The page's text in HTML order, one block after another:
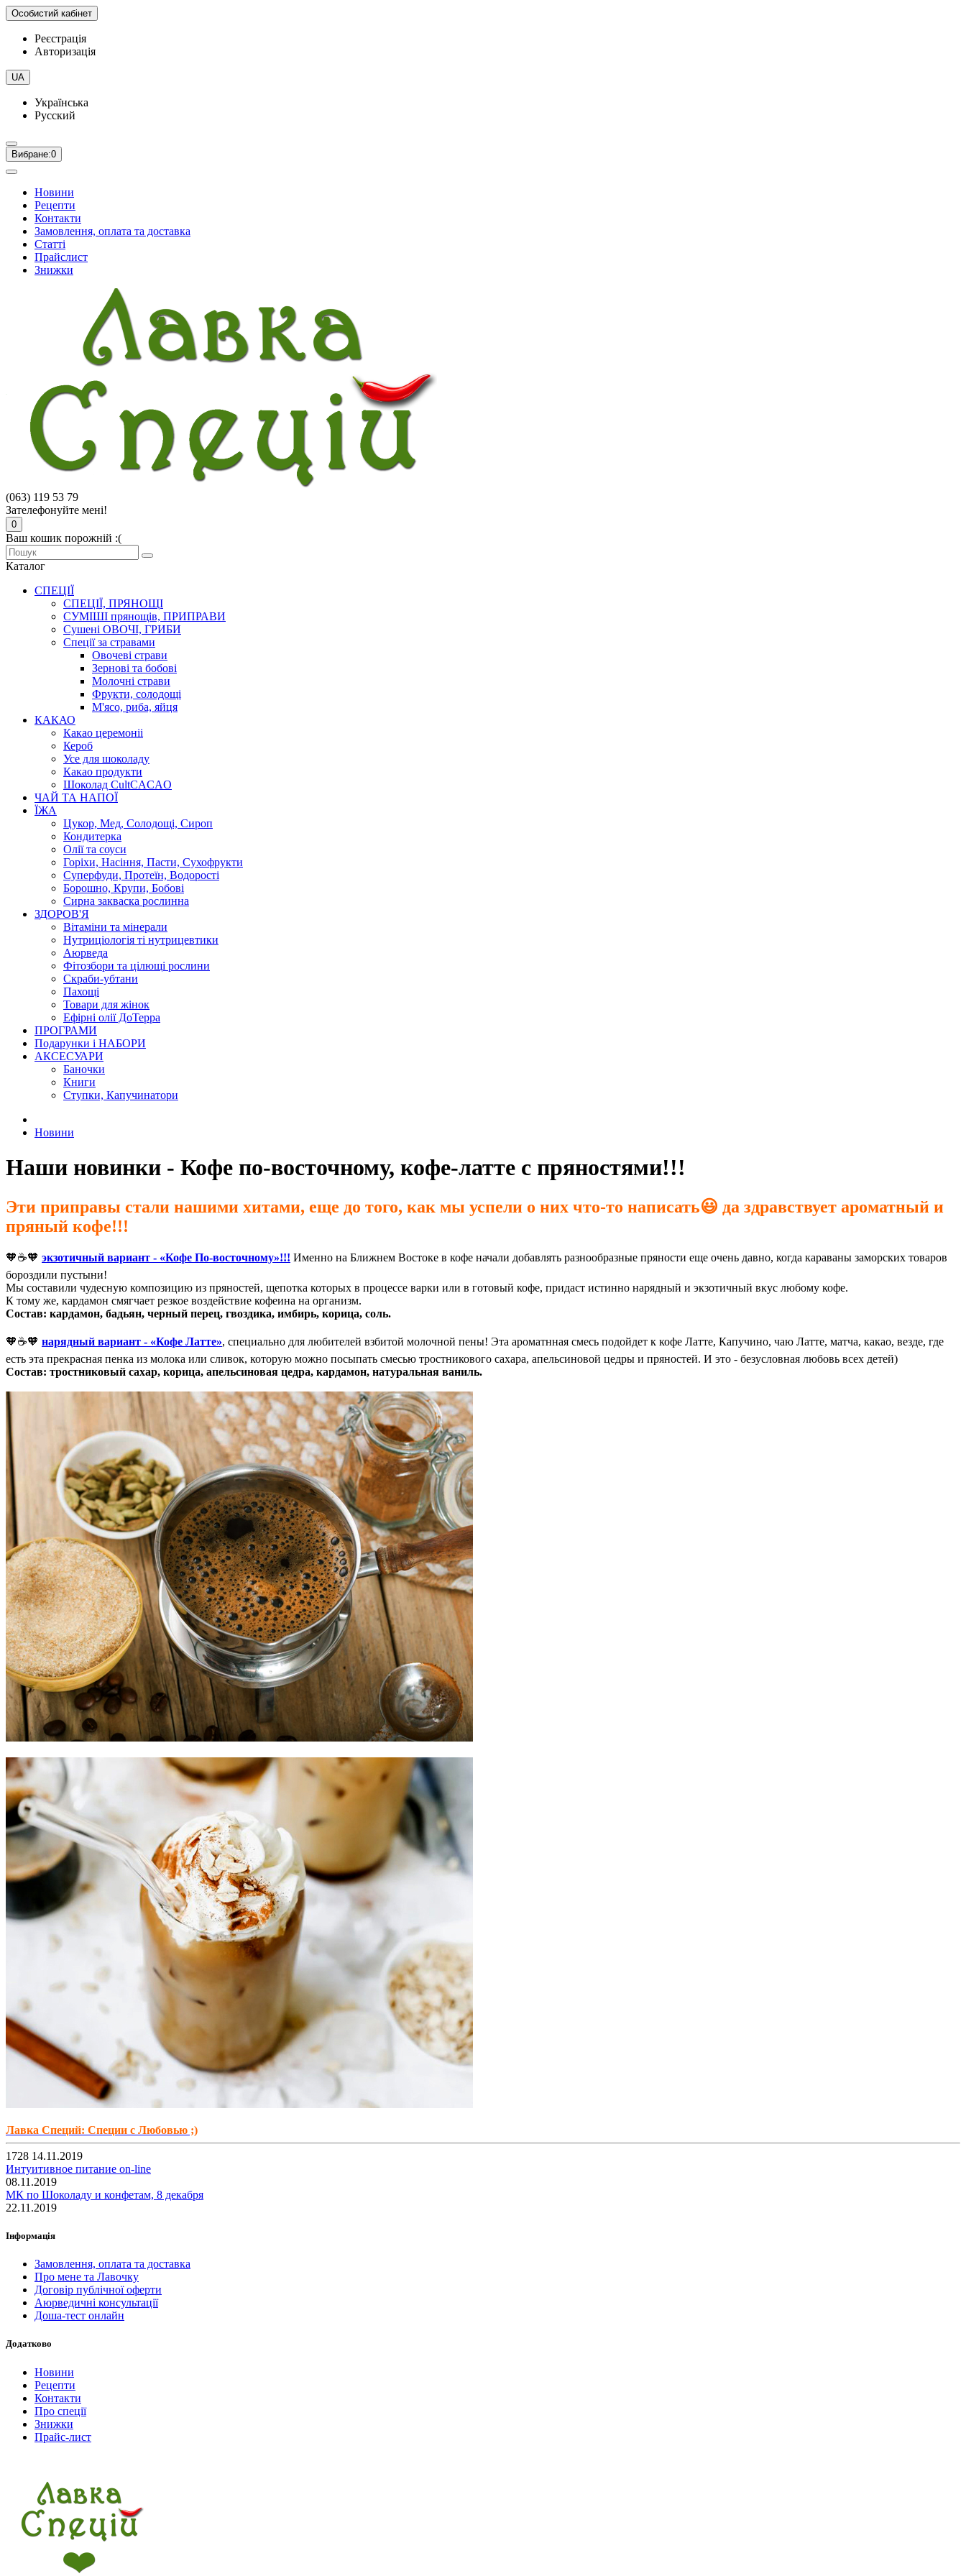
Особистий кабінет
Реєстрація
Авторизація
UA
Українська
Русский
Вибране:0
Новини
Рецепти
Контакти
Замовлення, оплата та доставка
Статті
Прайслист
Знижки
(063) 119 53 79
Зателефонуйте мені!
0
Ваш кошик порожній :(
Каталог
СПЕЦІЇ
СПЕЦІЇ, ПРЯНОЩІ
СУМІШІ прянощів, ПРИПРАВИ
Сушені ОВОЧІ, ГРИБИ
Спеції за стравами
Овочеві страви
Зернові та бобові
Молочні страви
Фрукти, солодощі
М'ясо, риба, яйця
КАКАО
Какао церемоніі
Кероб
Усе для шоколаду
Какао продукти
Шоколад CultCACAO
ЧАЙ ТА НАПОЇ
ЇЖА
Цукор, Мед, Солодощі, Сироп
Кондитерка
Олії та соуси
Горіхи, Насіння, Пасти, Сухофрукти
Суперфуди, Протеїн, Водорості
Борошно, Крупи, Бобові
Сирна закваска рослинна
ЗДОРОВ'Я
Вітаміни та мінерали
Нутриціологія ті нутрицевтики
Аюрведа
Фітозбори та цілющі рослини
Скраби-убтани
Пахощі
Товари для жінок
Ефірні олії ДоТерра
ПРОГРАМИ
Подарунки і НАБОРИ
АКСЕСУАРИ
Баночки
Книги
Ступки, Капучинатори
Новини
Наши новинки - Кофе по-восточному, кофе-латте с пряностями!!!
Эти приправы стали нашими хитами, еще до того, как мы успели о них что-то написать😃 да здравствует ароматный и
пряный кофе!!!
🧡☕🧡 экзотичный вариант - «Кофе По-восточному»!!! Именно на Ближнем Востоке в кофе начали добавлять разнообразные пряности еще очень давно, когда караваны заморских товаров
бороздили пустыни!
Мы составили чудесную композицию из пряностей, щепотка которых в процессе варки или в готовый кофе, придаст истинно нарядный и экзотичный вкус любому кофе.
К тому же, кардамон смягчает резкое воздействие кофеина на организм.
Состав: кардамон, бадьян, черный перец, гвоздика, имбирь, корица, соль.
🧡☕🧡 нарядный вариант - «Кофе Латте», специально для любителей взбитой молочной пены! Эта ароматнная смесь подойдет к кофе Латте, Капучино, чаю Латте, матча, какао, везде, где
есть эта прекрасная пенка из молока или сливок, которую можно посыпать смесью тростникового сахара, апельсиновой цедры и пряностей. И это - безусловная любовь всех детей)
Состав: тростниковый сахар, корица, апельсиновая цедра, кардамон, натуральная ваниль.
Лавка Специй: Специи с Любовью ;)
1728 14.11.2019
Интуитивное питание on-line
08.11.2019
МК по Шоколаду и конфетам, 8 декабря
22.11.2019
Iнформація
Замовлення, оплата та доставка
Про мене та Лавочку
Договір публічної оферти
Аюрведичні консультації
Доша-тест онлайн
Додатково
Новини
Рецепти
Контакти
Про спеції
Знижки
Прайс-лист